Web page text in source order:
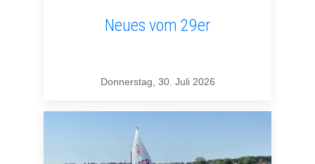
Neues vom 29er
Donnerstag, 30. Juli 2026